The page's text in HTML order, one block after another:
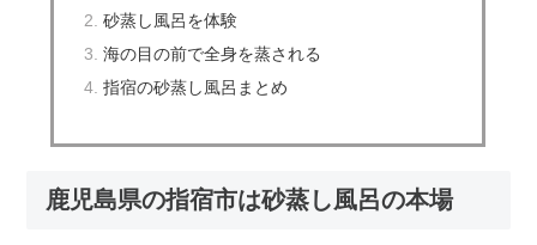
砂蒸し風呂を体験
海の目の前で全身を蒸される
指宿の砂蒸し風呂まとめ
鹿児島県の指宿市は砂蒸し風呂の本場